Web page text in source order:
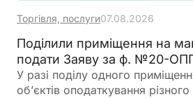
Торгівля, послуги07.08.2026
Поділили приміщення на
подати Заяву за ф. №20-
У разі поділу одного
об’єктів оподаткування